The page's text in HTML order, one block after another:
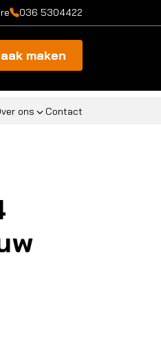
036 5304422
maken
ons Contact